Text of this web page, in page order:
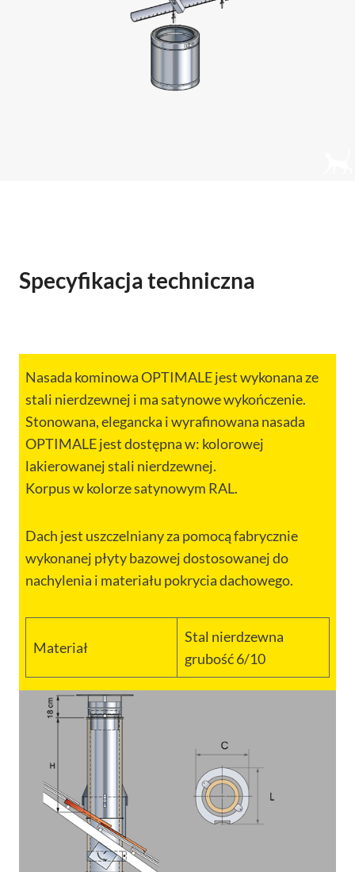
Specyfikacja techniczna
Nasada kominowa OPTIMALE jest wykonana ze
stali nierdzewnej i ma satynowe wykończenie.
Stonowana, elegancka i wyrafinowana nasada
OPTIMALE jest dostępna w: kolorowej
lakierowanej stali nierdzewnej.
Korpus w kolorze satynowym RAL.
Dach jest uszczelniany za pomocą fabrycznie
wykonanej płyty bazowej dostosowanej do
nachylenia i materiału pokrycia dachowego.
Materiał
Stal nierdzewna
grubość 6/10